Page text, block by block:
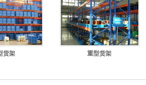
重型货架